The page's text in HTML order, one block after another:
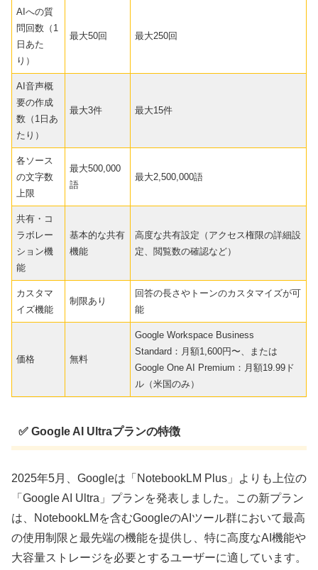
AIへの質
問回数（1
日あた
り）
最大50回 最大250回
AI音声概
要の作成
数（1日あ
たり）
最大3件 最大15件
各ソース
の文字数
上限
最大500,000
語
最大2,500,000語
共有・コ
ラボレー
ション機
能
基本的な共有
機能
高度な共有設定（アクセス権限の詳細設
定、閲覧数の確認など）
カスタマ
イズ機能
制限あり
回答の長さやトーンのカスタマイズが可
能
価格 無料
Google Workspace Business
Standard：月額1,600円〜、または
Google One AI Premium：月額19.99ド
ル（米国のみ）
✅ Google AI Ultraプランの特徴
2025年5月、Googleは「NotebookLM Plus」よりも上位の
「Google AI Ultra」プランを発表しました。この新プラン
は、NotebookLMを含むGoogleのAIツール群において最高
の使用制限と最先端の機能を提供し、特に高度なAI機能や
大容量ストレージを必要とするユーザーに適しています。